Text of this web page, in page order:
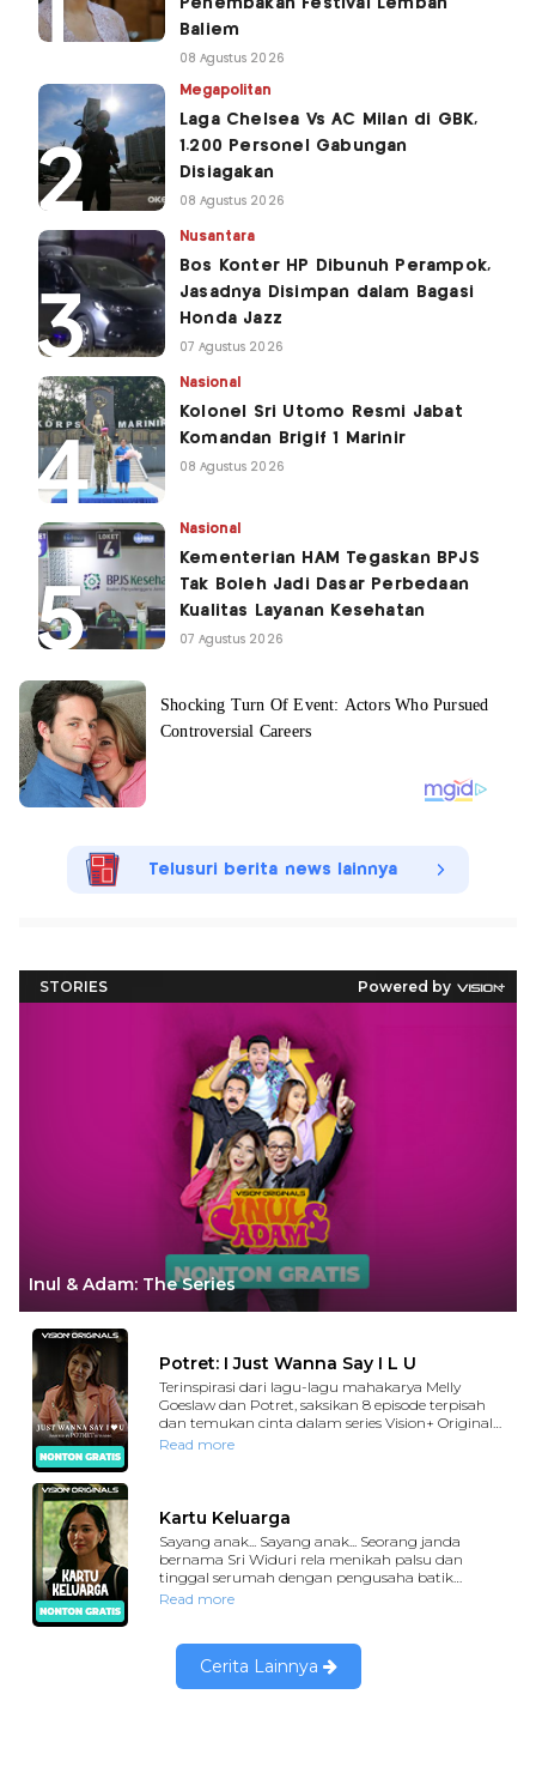
Baliem
08 Agustus 2026
Megapolitan
Laga Chelsea Vs AC Milan di GBK,
1.200 Personel Gabungan
Disiagakan
08 Agustus 2026
Nusantara
Bos Konter HP Dibunuh Perampok,
Jasadnya Disimpan dalam Bagasi
Honda Jazz
07 Agustus 2026
Nasional
Kolonel Sri Utomo Resmi Jabat
Komandan Brigif 1 Marinir
08 Agustus 2026
Nasional
Kementerian HAM Tegaskan BPJS
Tak Boleh Jadi Dasar Perbedaan
Kualitas Layanan Kesehatan
07 Agustus 2026
Telusuri berita news lainnya